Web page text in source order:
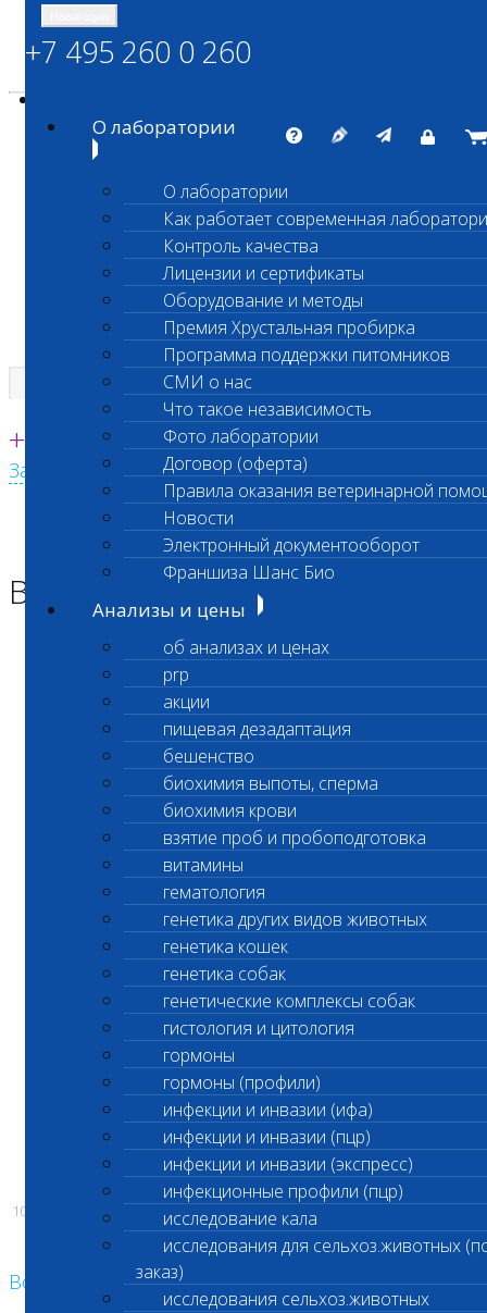
ШАНС БИО
Независимая ветеринарная лаборатория
Единая круглосуточная справочная
+7 495 260 0 260
Заказать звонок с сайта
+7 495 260 0 260
О лаборатории
О лаборатории
Как работает современная
Контроль качества
Лицензии и сертификаты
Оборудование и методы
Премия Хрустальная пробирка
Программа поддержки питомников
СМИ о нас
Что такое независимость
Фото лаборатории
Договор (оферта)
Правила оказания ветеринарной
Новости
Электронный документооборот
Франшиза Шанс Био
Анализы и цены
об анализах и ценах
prp
акции
пищевая дезадаптация
бешенство
биохимия выпоты, сперма
биохимия крови
взятие проб и пробоподготовка
витамины
гематология
генетика других видов животных
генетика кошек
генетика собак
генетические комплексы собак
гистология и цитология
гормоны
гормоны (профили)
инфекции и инвазии (ифа)
инфекции и инвазии (пцр)
инфекции и инвазии (экспресс)
инфекционные профили (пцр)
исследование кала
исследования для сельхоз.животных
заказ)
исследования сельхоз.животных
Главная страница
Возобновлен прием проб
Возобновлен прием проб
Уважаемые клиенты!
Возобновлен
прием проб на панкреатическую липазу
кошек
(код 137), срочный прогестерон (код 638),
сывороточный амилоид (код 191)
в лабораторном офисе Владыкино
по адресу: Гостиничная ул., д.10 к.5
С уважением,
Администрация ООО «Шанс Био
10.04.2025
Возврат к списку